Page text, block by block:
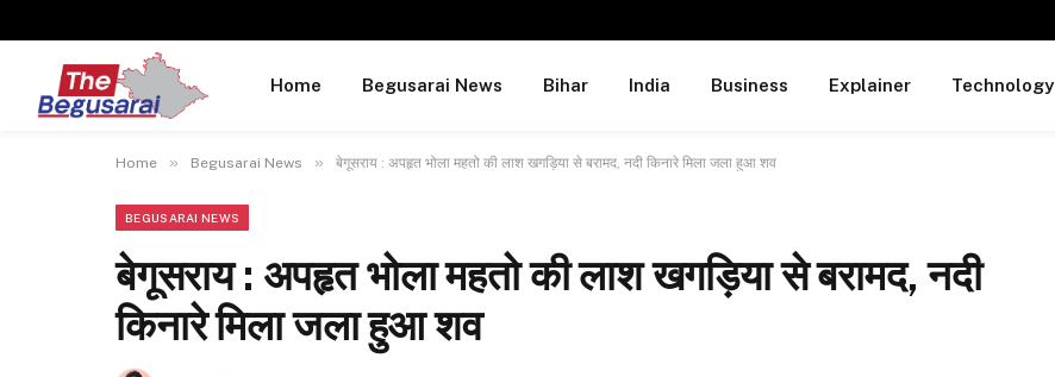
Home Begusarai News Bihar India Business Explainer Technology
Home » Begusarai News » बेगूसराय : अपहृत भोला महतो की लाश खगड़िया से बरामद, नदी किनारे मिला जला हुआ शव
BEGUSARAI NEWS
बेगूसराय : अपहृत भोला महतो की लाश खगड़िया से बरामद, नदी
किनारे मिला जला हुआ शव